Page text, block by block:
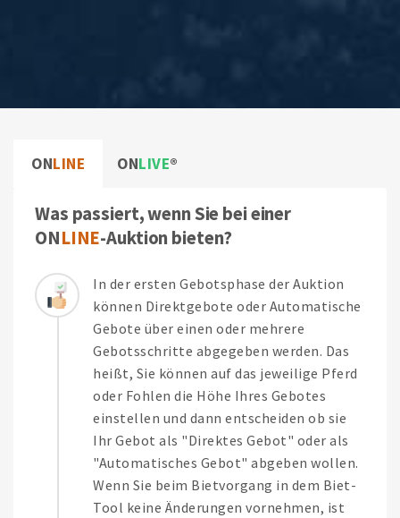
ONLINE ONLIVE
Was passiert, wenn Sie bei einer
ONLINE-Auktion bieten?
In der ersten Gebotsphase der Auktion
können Direktgebote oder Automatische
Gebote über einen oder mehrere
Gebotsschritte abgegeben werden. Das
heißt, Sie können auf das jeweilige Pferd
oder Fohlen die Höhe Ihres Gebotes
einstellen und dann entscheiden ob sie
Ihr Gebot als "Direktes Gebot" oder als
"Automatisches Gebot" abgeben wollen.
Wenn Sie beim Bietvorgang in dem Biet-
Tool keine Änderungen vornehmen, ist